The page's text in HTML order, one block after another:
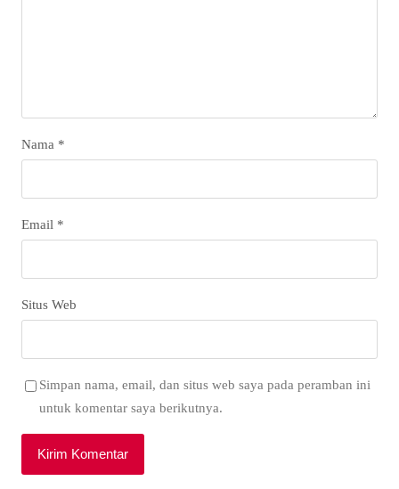
Nama *
Email *
Situs Web
Simpan nama, email, dan situs web saya pada peramban ini
untuk komentar saya berikutnya.